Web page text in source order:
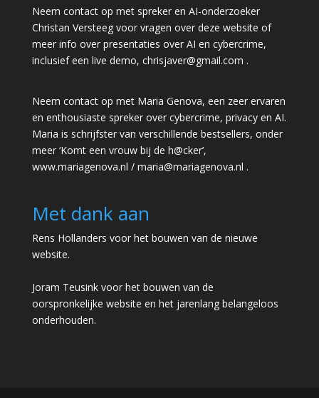
Neem contact op met spreker en AI-onderzoeker
Christan Versteeg voor vragen over deze website of
meer info over presentaties over AI en cybercrime,
inclusief een live demo, chrisjaver@gmail.com .
Neem contact op met Maria Genova, een zeer ervaren
en enthousiaste spreker over cybercrime, privacy en AI.
Maria is schrijfster van verschillende bestsellers, onder
meer ‘Komt een vrouw bij de h@cker’,
www.mariagenova.nl / maria@mariagenova.nl .
Met dank aan
Rens Hollanders voor het bouwen van de nieuwe
website.
Joram Teusink voor het bouwen van de
oorspronkelijke website en het jarenlang belangeloos
onderhouden.